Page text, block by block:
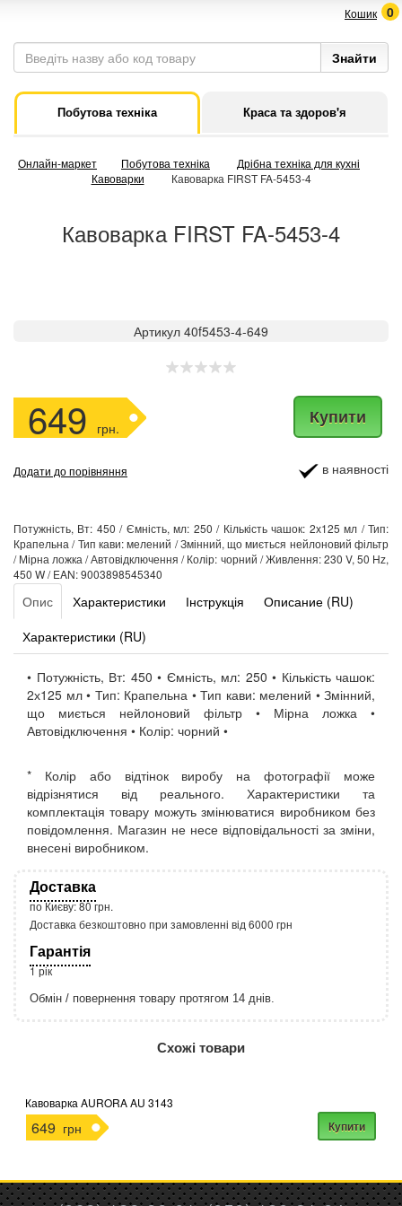
Кошик 0
Побутова техніка Краса та здоров'я
Онлайн-маркет Побутова техніка
Дрібна техніка для кухні
Кавоварки
Кавоварка FIRST FA-5453-4
Кавоварка FIRST FA-5453-4
Артикул 40f5453-4-649
649 грн.
Додати до порівняння
Купити
в наявності
Потужність, Вт: 450 / Ємність, мл: 250 / Кількість чашок: 2х125 мл / Тип:
Крапельна / Тип кави: мелений / Змінний, що миється нейлоновий фільтр
/ Мірна ложка / Автовідключення / Колір: чорний / Живлення: 230 V, 50 Hz,
450 W / EAN: 9003898545340
Опис Характеристики Інструкція
Описание (RU)
Характеристики (RU)
• Потужність, Вт: 450 • Ємність, мл: 250 • Кількість чашок:
2х125 мл • Тип: Крапельна • Тип кави: мелений • Змінний,
що миється нейлоновий фільтр • Мірна ложка •
Автовідключення • Колір: чорний •
* Колір або відтінок виробу на фотографії може
відрізнятися від реального. Характеристики та
комплектація товару можуть змінюватися виробником без
повідомлення. Магазин не несе відповідальності за зміни,
внесені виробником.
Доставка
по Києву: 80 грн.
Доставка безкоштовно при замовленні від 6000 грн
Гарантія
1 рік
Обмін / повернення товару протягом 14 днів.
Схожі товари
Кавоварка AURORA AU 3143
649 грн Купити